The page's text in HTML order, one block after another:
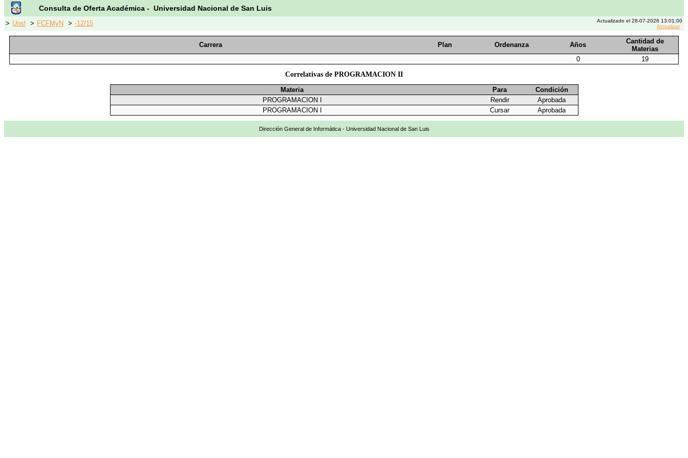
Consulta de Oferta Académica - Universidad Nacional de San Luis
> Unsl > FCFMyN > -12/15
Actualizado el 28-07-2026 13:01:00
Actualizar
Carrera Plan Ordenanza Años
Cantidad de
Materias
0
19
Correlativas de PROGRAMACION II
Materia Para
Condición
PROGRAMACION I
Rendir
Aprobada
PROGRAMACION I
Cursar Aprobada
Dirección General de Informática - Universidad Nacional de San Luis